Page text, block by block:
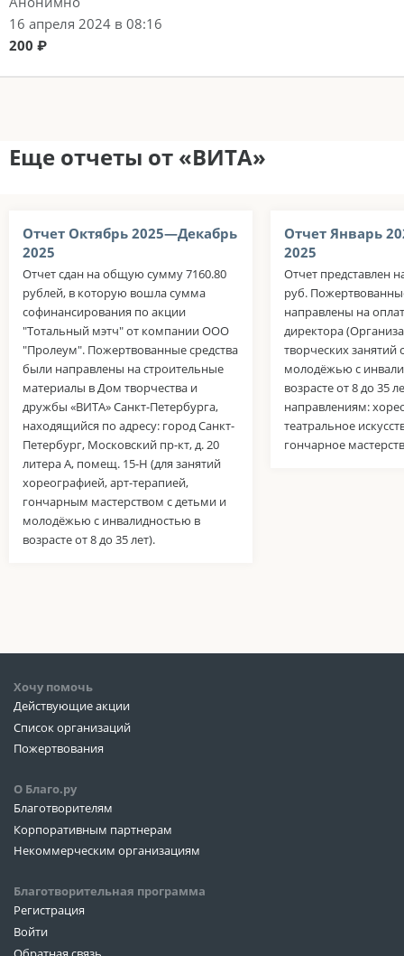
16 апреля 2024 в 08:16
200 ₽
Еще отчеты от «ВИТА»
Отчет Октябрь 2025—Декабрь
2025
Отчет сдан на общую сумму 7160.80
рублей, в которую вошла сумма
софинансирования по акции
"Тотальный мэтч" от компании ООО
"Пролеум". Пожертвованные средства
были направлены на строительные
материалы в Дом творчества и
дружбы «ВИТА» Санкт-Петербурга,
находящийся по адресу: город Санкт-
Петербург, Московский пр-кт, д. 20
литера А, помещ. 15-Н (для занятий
хореографией, арт-терапией,
гончарным мастерством с детьми и
молодёжью с инвалидностью в
возрасте от 8 до 35 лет).
Отчет Январь
2025
Отчет представлен
руб.
направлены на
директора
творческих занятий
молодёжью с
возрасте от 8 до 35
направлениям:
театральное
гончарное
Хочу помочь
Действующие акции
Список организаций
Пожертвования
О Благо.ру
Благотворителям
Корпоративным партнерам
Некоммерческим организациям
Благотворительная программа
Регистрация
Войти